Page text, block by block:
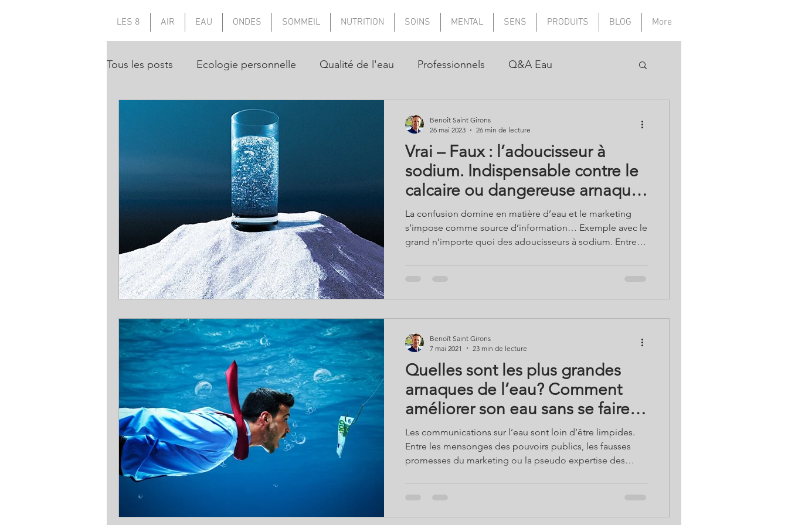
LES 8 AIR EAU ONDES SOMMEIL NUTRITION SOINS MENTAL SENS PRODUITS BLOG More
Tous les posts Ecologie personnelle Qualité de l'eau Professionnels Q&A Eau
Vrai – Faux : l’adoucisseur à
sodium. Indispensable contre le
calcaire ou dangereuse arnaque
?
La confusion domine en matière d’eau et le marketing
s’impose comme source d’information… Exemple avec le
grand n’importe quoi des adoucisseurs à sodium. Entre
grand monde ne s’y retrouve et les propriétaires boivent
Benoît Saint Girons
26 mai 2023
26 min de lecture
Quelles sont les plus grandes
arnaques de l’eau? Comment
améliorer son eau sans se faire
avoir?
Les communications sur l’eau sont loin d’être limpides.
Entre les mensonges des pouvoirs publics, les fausses
promesses du marketing ou la pseudo expertise des
quelles sont les plus grandes arnaques et tromperies de
Benoît Saint Girons
7 mai 2021
23 min de lecture